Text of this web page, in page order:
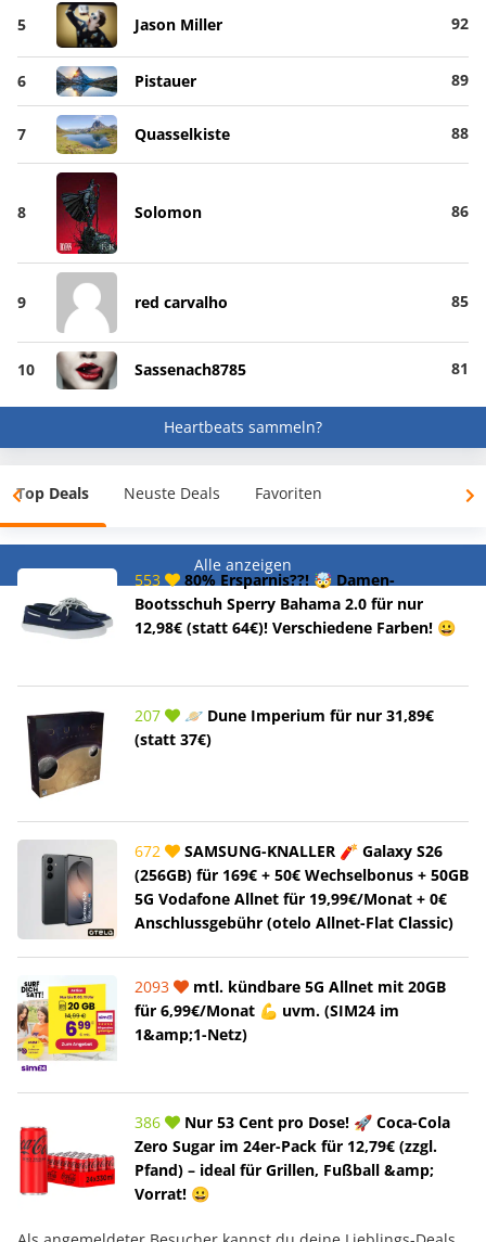
5 Jason Miller 92
6 Pistauer 89
7 Quasselkiste 88
8 Solomon 86
9 red carvalho 85
10 Sassenach8785 81
Heartbeats sammeln?
Top Deals Neuste Deals Favoriten
Alle anzeigen
553
80% Ersparnis??! 🤯 Damen-
Bootsschuh Sperry Bahama 2.0 für nur
12,98€ (statt 64€)! Verschiedene Farben! 😀
207
🪐 Dune Imperium für nur 31,89€
(statt 37€)
672
SAMSUNG-KNALLER 🧨 Galaxy S26
(256GB) für 169€ + 50€ Wechselbonus + 50GB
5G Vodafone Allnet für 19,99€/Monat + 0€
Anschlussgebühr (otelo Allnet-Flat Classic)
2093
mtl. kündbare 5G Allnet mit 20GB
für 6,99€/Monat 💪 uvm. (SIM24 im
1&amp;1-Netz)
386
Nur 53 Cent pro Dose! 🚀 Coca-Cola
Zero Sugar im 24er-Pack für 12,79€ (zzgl.
Pfand) – ideal für Grillen, Fußball &amp;
Vorrat! 😀